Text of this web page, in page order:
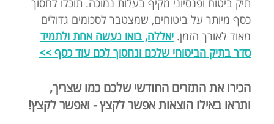
תיק ביטוח ופנסיוני מקיף בעלות נמוכה. תוכלו לחסוך
כסף מיותר על ביטוחים, שמצטבר לסכומים גדולים
מאוד לאורך הזמן. יאללה, בואו נעשה אחת ולתמיד
סדר בתיק הביטוחי שלכם ונחסוך לכם עוד כסף >>
הכירו את התזרים החודשי שלכם כמו שצריך,
ותראו באילו הוצאות אפשר לקצץ - ואפשר לקצץ!